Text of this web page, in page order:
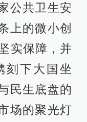
公共卫生安
上的微小创
实保障，并
刻下大国坐
民生底盘的
场的聚光灯